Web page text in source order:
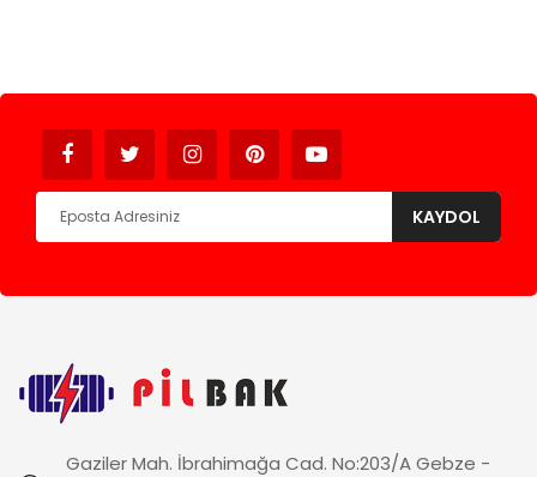
KAYDOL
Gaziler Mah. İbrahimağa Cad. No:203/A Gebze -